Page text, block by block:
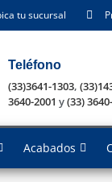
tu sucursal
Teléfono
(33)3641-1303,
3640-2001 y(33)
Acabados